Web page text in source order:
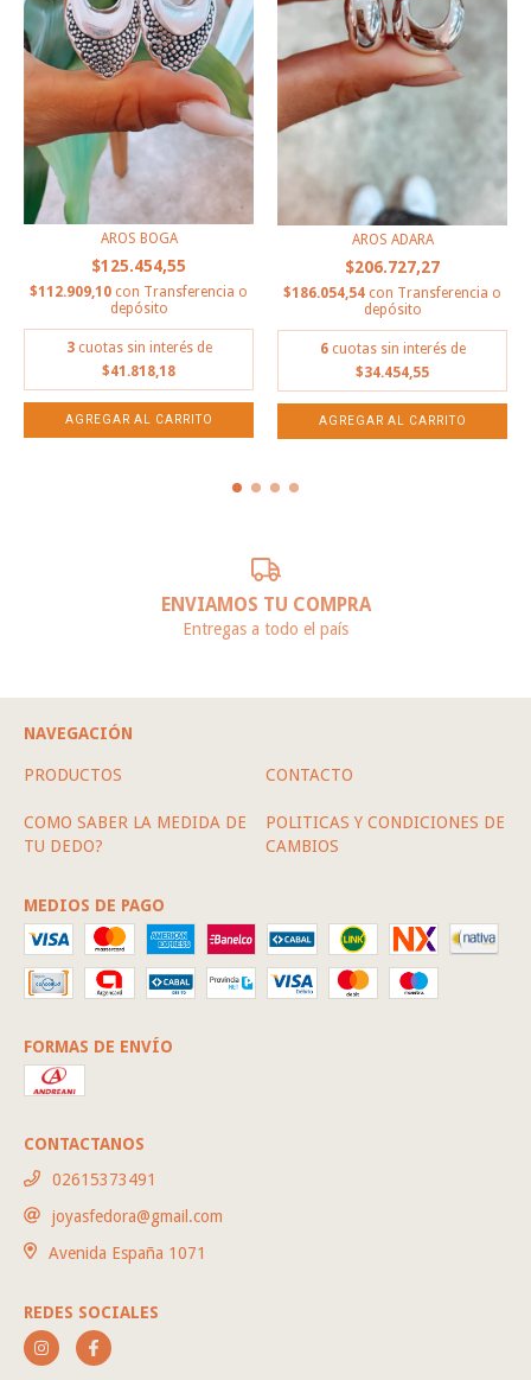
AROS BOGA
$125.454,55
$112.909,10 con Transferencia o
depósito
3 cuotas sin interés de
$41.818,18
AROS ADARA
$206.727,27
$186.054,54 con Transferencia o
depósito
6 cuotas sin interés de
$34.454,55
ENVIAMOS TU COMPRA
Entregas a todo el país
NAVEGACIÓN
PRODUCTOS CONTACTO
COMO SABER LA MEDIDA DE
TU DEDO?
POLITICAS Y CONDICIONES DE
CAMBIOS
MEDIOS DE PAGO
FORMAS DE ENVÍO
CONTACTANOS
02615373491
joyasfedora@gmail.com
Avenida España 1071
REDES SOCIALES